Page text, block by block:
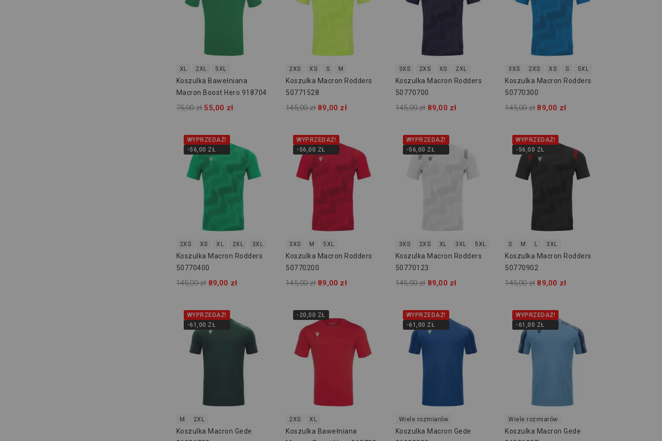
XL 2XL 5XL
Koszulka Bawełniana
Macron Boost Hero 918704
75,00 zł 55,00 zł
2XS XS S M
Koszulka Macron Rodders
50771528
145,00 zł 89,00 zł
3XS 2XS XS 2XL
Koszulka Macron Rodders
50770700
145,00 zł 89,00 zł
3XS 2XS XS S 5XL
Koszulka Macron Rodders
50770300
145,00 zł 89,00 zł
WYPRZEDAŻ!
-56,00 ZŁ
2XS XS XL 2XL 3XL
Koszulka Macron Rodders
50770400
145,00 zł 89,00 zł
WYPRZEDAŻ!
-56,00 ZŁ
3XS M 5XL
Koszulka Macron Rodders
50770200
145,00 zł 89,00 zł
WYPRZEDAŻ!
-56,00 ZŁ
3XS 2XS XL 3XL 5XL
Koszulka Macron Rodders
50770123
145,00 zł 89,00 zł
WYPRZEDAŻ!
-56,00 ZŁ
S M L 3XL
Koszulka Macron Rodders
50770902
145,00 zł 89,00 zł
WYPRZEDAŻ!
-61,00 ZŁ
M 2XL
Koszulka Macron Gede
-20,00 ZŁ
2XS XL
Koszulka Bawełniana
WYPRZEDAŻ!
-61,00 ZŁ
Wiele rozmiarów
Koszulka Macron Gede
WYPRZEDAŻ!
-61,00 ZŁ
Wiele rozmiarów
Koszulka Macron Gede